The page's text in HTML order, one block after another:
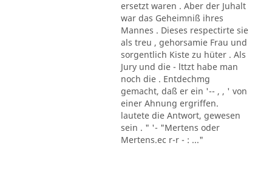
ersetzt waren . Aber der Juhalt
war das Geheimniß ihres
Mannes . Dieses respectirte sie
als treu , gehorsamie Frau und
sorgentlich Kiste zu hüter . Als
Jury und die - lttzt habe man
noch die . Entdechmg
gemacht, daß er ein '-- , , ' von
einer Ahnung ergriffen.
lautete die Antwort, gewesen
sein . " '- "Mertens oder
Mertens.ec r-r - : ..."